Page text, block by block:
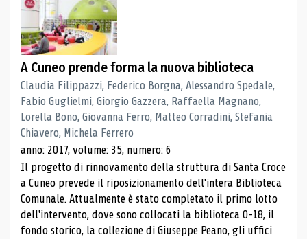
A Cuneo prende forma la nuova biblioteca
Claudia Filippazzi, Federico Borgna, Alessandro Spedale,
Fabio Guglielmi, Giorgio Gazzera, Raffaella Magnano,
Lorella Bono, Giovanna Ferro, Matteo Corradini, Stefania
Chiavero, Michela Ferrero
anno: 2017, volume: 35, numero: 6
Il progetto di rinnovamento della struttura di Santa Croce
a Cuneo prevede il riposizionamento dell'intera Biblioteca
Comunale. Attualmente è stato completato il primo lotto
dell'intervento, dove sono collocati la biblioteca 0-18, il
fondo storico, la collezione di Giuseppe Peano, gli uffici